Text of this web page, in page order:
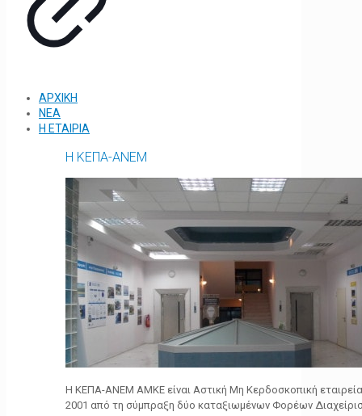
ΑΡΧΙΚΗ
ΝΕΑ
Η ΕΤΑΙΡΙΑ
Η ΚΕΠΑ-ΑΝΕΜ
Η ΚΕΠΑ-ΑΝΕΜ ΑΜΚΕ είναι Αστική Μη Κερδοσκοπική
2001 από τη σύμπραξη δύο καταξιωμένων Φορέων